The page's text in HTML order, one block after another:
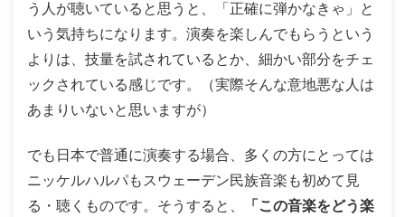
う人が聴いていると思うと、「正確に弾かなきゃ」と
いう気持ちになります。演奏を楽しんでもらうという
よりは、技量を試されているとか、細かい部分をチェ
ックされている感じです。（実際そんな意地悪な人は
あまりいないと思いますが）
でも日本で普通に演奏する場合、多くの方にとっては
ニッケルハルパもスウェーデン民族音楽も初めて見
る・聴くものです。そうすると、
「この音楽をどう楽